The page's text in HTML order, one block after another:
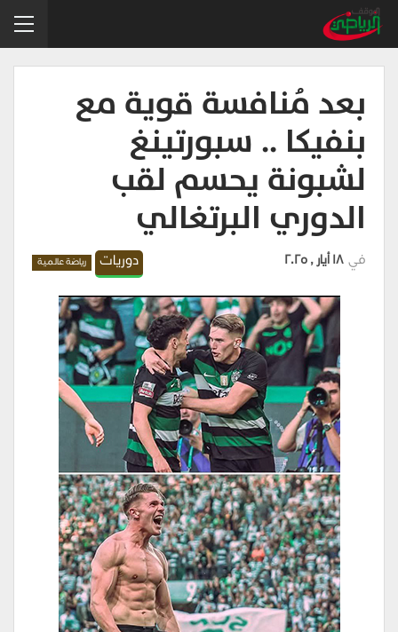
بعد مُنافسة قوية مع
بنفيكا .. سبورتينغ
لشبونة يحسم لقب
الدوري البرتغالي
دوريات رياضة عالمية في 18 أيار , 2025